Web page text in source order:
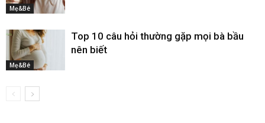
Mẹ&Bé
Mẹ&Bé
Top 10 câu hỏi thường gặp mọi bà bầu
nên biết